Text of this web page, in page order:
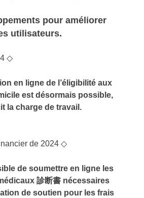
pour améliorer
utilisateurs.
◇
en ligne de l’éligibilité aux
est désormais possible,
la charge de travail.
de 2024 ◇
de soumettre en ligne les
診断書 nécessaires
de soutien pour les frais